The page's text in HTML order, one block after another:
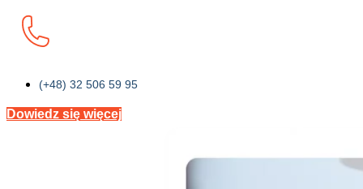
(+48) 32 506 59 95
Dowiedz się więcej